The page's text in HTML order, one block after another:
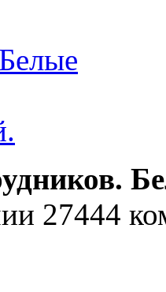
27444